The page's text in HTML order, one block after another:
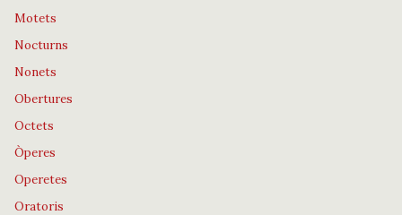
Motets
Nocturns
Nonets
Obertures
Octets
Òperes
Operetes
Oratoris